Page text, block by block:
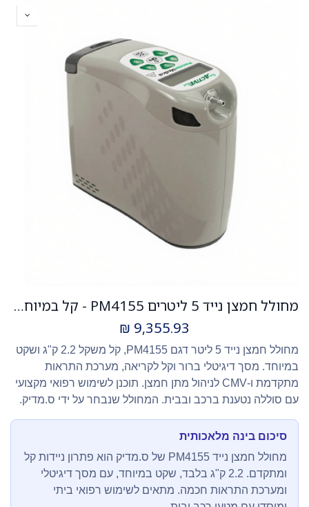
מחולל חמצן נייד 5 ליטרים PM4155 - קל במיוחד! מסך דיגיטלי. מטען רכב+בית
9,355.93
₪
מחולל חמצן נייד 5 ליטר דגם PM4155, קל משקל 2.2 ק"ג ושקט
במיוחד. מסך דיגיטלי ברור וקל לקריאה, מערכת התראות
מתקדמת ו-CMV לניהול מתן חמצן. תוכנן לשימוש רפואי מקצועי
עם סוללה נטענת ברכב ובבית. המחולל שנבחר על ידי ס.מדיק.
סיכום בינה מלאכותית
מחולל חמצן נייד PM4155 של ס.מדיק הוא פתרון ניידות קל
ומתקדם. 2.2 ק"ג בלבד, שקט במיוחד, עם מסך דיגיטלי
ומערכת התראות חכמה. מתאים לשימוש רפואי ביתי